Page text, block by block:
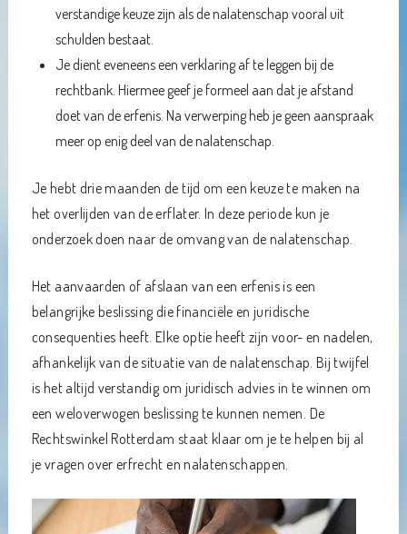
verstandige keuze zijn als de nalatenschap vooral uit
schulden bestaat.
Je dient eveneens een verklaring af te leggen bij de
rechtbank. Hiermee geef je formeel aan dat je afstand
doet van de erfenis. Na verwerping heb je geen aanspraak
meer op enig deel van de nalatenschap.
Je hebt drie maanden de tijd om een keuze te maken na
het overlijden van de erflater. In deze periode kun je
onderzoek doen naar de omvang van de nalatenschap.
Het aanvaarden of afslaan van een erfenis is een
belangrijke beslissing die financiële en juridische
consequenties heeft. Elke optie heeft zijn voor- en nadelen,
afhankelijk van de situatie van de nalatenschap. Bij twijfel
is het altijd verstandig om juridisch advies in te winnen om
een weloverwogen beslissing te kunnen nemen. De
Rechtswinkel Rotterdam staat klaar om je te helpen bij al
je vragen over erfrecht en nalatenschappen.